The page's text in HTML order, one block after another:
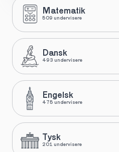
Matematik
509 undervisere
Dansk
493 undervisere
Engelsk
475 undervisere
Tysk
201 undervisere